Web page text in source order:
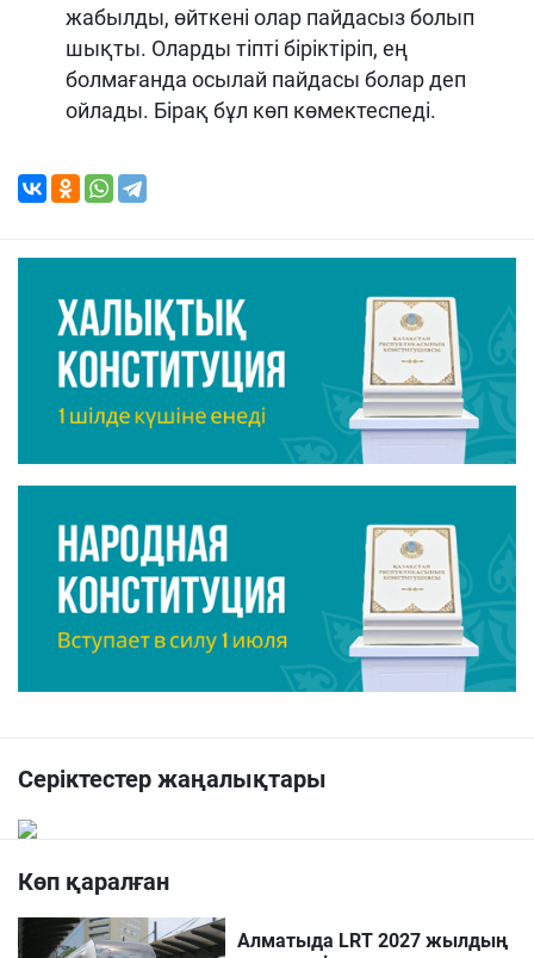
жабылды, өйткені олар пайдасыз болып
шықты. Оларды тіпті біріктіріп, ең
болмағанда осылай пайдасы болар деп
ойлады. Бірақ бұл көп көмектеспеді.
Серіктестер жаңалықтары
Көп қаралған
Алматыда LRT 2027 жылдың